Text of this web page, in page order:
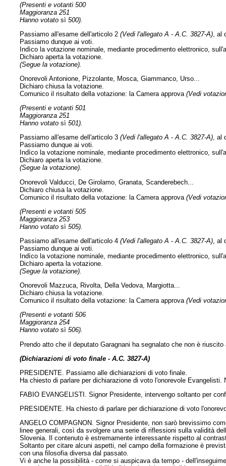
(Presenti e votanti 500
Maggioranza 251
Hanno votato sì500).
Passiamo all'esame dell'articolo 2(Vedi l'allegato A - A.C. 3827-A) ,
Passiamo dunque ai voti.
Indìco la votazione nominale, mediante procedimento elettronico,
Dichiaro aperta la votazione.
(Segue la votazione).
Onorevoli Antonione, Pizzolante, Mosca, Giammanco, Urso...
Dichiaro chiusa la votazione.
Comunico il risultato della votazione: la Camera approva(Vedi
(Presenti e votanti 501
Maggioranza 251
Hanno votato sì501).
Passiamo all'esame dell'articolo 3(Vedi l'allegato A - A.C. 3827-A), al
Passiamo dunque ai voti.
Indìco la votazione nominale, mediante procedimento elettronico,
Dichiaro aperta la votazione.
(Segue la votazione).
Onorevoli Valducci, De Girolamo, Granata, Scanderebech...
Dichiaro chiusa la votazione.
Comunico il risultato della votazione: la Camera approva(Vedi
(Presenti e votanti 505
Maggioranza 253
Hanno votato sì505).
Passiamo all'esame dell'articolo 4(Vedi l'allegato A - A.C. 3827-A) ,
Passiamo dunque ai voti.
Indìco la votazione nominale, mediante procedimento elettronico,
Dichiaro aperta la votazione.
(Segue la votazione).
Onorevoli Mazzuca, Rivolta, Della Vedova, Margiotta...
Dichiaro chiusa la votazione.
Comunico il risultato della votazione: la Camera approva(Vedi
(Presenti e votanti 506
Maggioranza 254
Hanno votato sì506).
Prendo atto che il deputato Garagnani ha segnalato che non è
(Dichiarazioni di voto finale - A.C. 3827-A)
PRESIDENTE. Passiamo alle dichiarazioni di voto finale.
Ha chiesto di parlare per dichiarazione di voto l'onorevole Evangelisti.
FABIO EVANGELISTI. Signor Presidente, intervengo soltanto per
PRESIDENTE. Ha chiesto di parlare per dichiarazione di voto
ANGELO COMPAGNON. Signor Presidente, non sarò brevissimo
linee generali, così da svolgere una serie di riflessioni sulla validità
Slovenia. Il contenuto è estremamente interessante rispetto al
Soltanto per citare alcuni aspetti, nel campo della formazione è
con una filosofia diversa dal passato.
Vi è anche la possibilità - come si auspicava da tempo -